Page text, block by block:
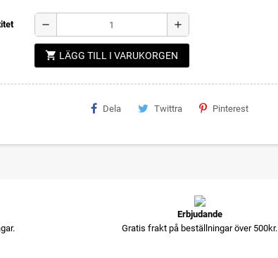
remove add
shopping_cart LÄGG TILL I VARUKORGEN
Dela Twittra Pinterest
Erbjudande
Gratis frakt på beställningar över 500kr.